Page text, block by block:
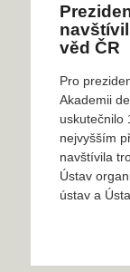
věd ČR
Pro
Akademii
uskutečnilo
nejvyšším
navštívila
Ústav
ústav a